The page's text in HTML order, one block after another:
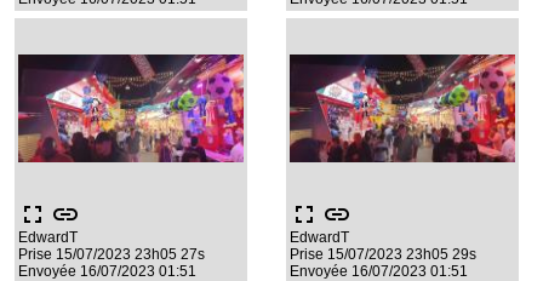
fullscreen link
EdwardT
Prise 15/07/2023 23h05 27s
Envoyée 16/07/2023 01:51
fullscreen link
EdwardT
Prise 15/07/2023 23h05 29s
Envoyée 16/07/2023 01:51